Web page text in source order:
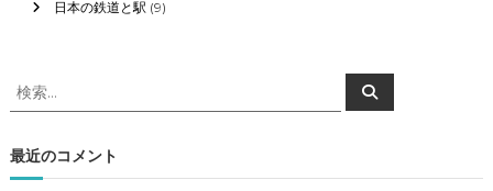
日本の鉄道と駅 (9)
検
索
象
:
検
索
最近のコメント